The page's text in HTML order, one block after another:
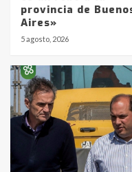
provincia de
Aires»
5 agosto, 2026
en la